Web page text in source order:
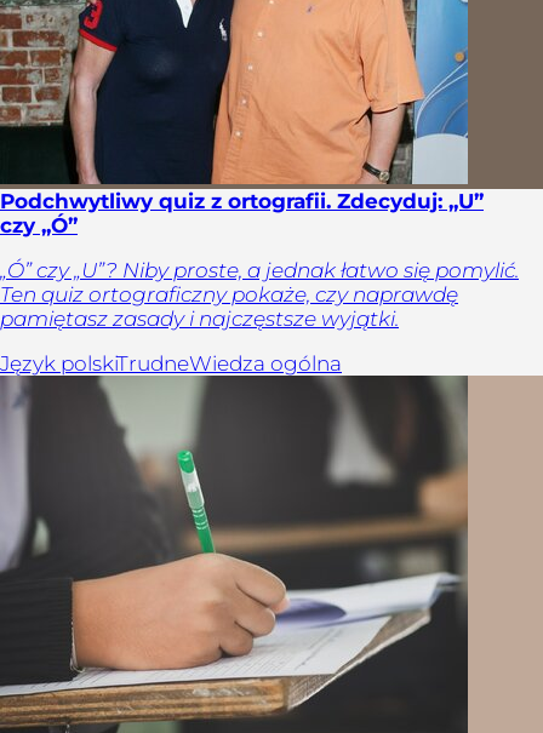
Podchwytliwy quiz z ortografii. Zdecyduj: „U”
czy „Ó”
„Ó” czy „U”? Niby proste, a jednak łatwo się pomylić.
Ten quiz ortograficzny pokaże, czy naprawdę
pamiętasz zasady i najczęstsze wyjątki.
Język polskiTrudneWiedza ogólna